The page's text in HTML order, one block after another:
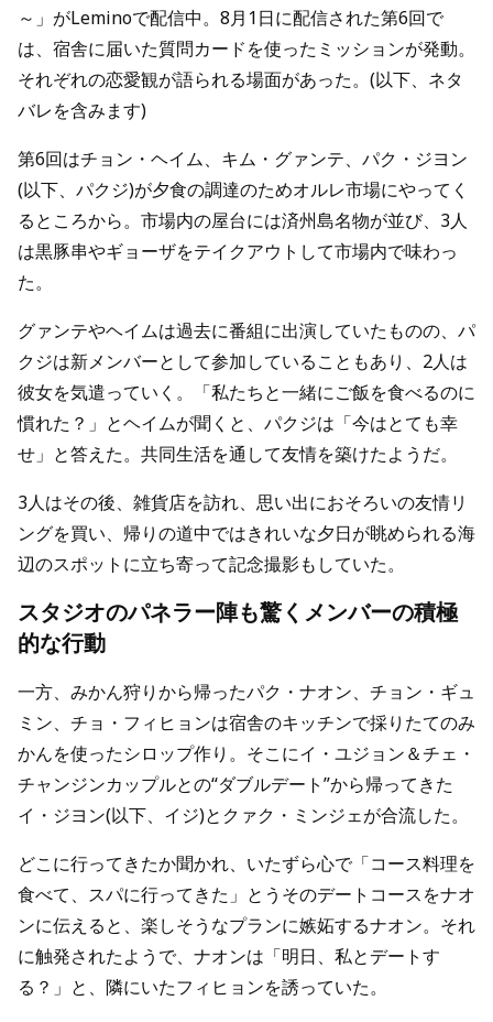
～」がLeminoで配信中。8月1日に配信された第6回で
は、宿舎に届いた質問カードを使ったミッションが発動。
それぞれの恋愛観が語られる場面があった。(以下、ネタ
バレを含みます)
第6回はチョン・ヘイム、キム・グァンテ、パク・ジヨン
(以下、パクジ)が夕食の調達のためオルレ市場にやってく
るところから。市場内の屋台には済州島名物が並び、3人
は黒豚串やギョーザをテイクアウトして市場内で味わっ
た。
グァンテやヘイムは過去に番組に出演していたものの、パ
クジは新メンバーとして参加していることもあり、2人は
彼女を気遣っていく。「私たちと一緒にご飯を食べるのに
慣れた？」とヘイムが聞くと、パクジは「今はとても幸
せ」と答えた。共同生活を通して友情を築けたようだ。
3人はその後、雑貨店を訪れ、思い出におそろいの友情リ
ングを買い、帰りの道中ではきれいな夕日が眺められる海
辺のスポットに立ち寄って記念撮影もしていた。
スタジオのパネラー陣も驚くメンバーの積極
的な行動
一方、みかん狩りから帰ったパク・ナオン、チョン・ギュ
ミン、チョ・フィヒョンは宿舎のキッチンで採りたてのみ
かんを使ったシロップ作り。そこにイ・ユジョン＆チェ・
チャンジンカップルとの“ダブルデート”から帰ってきた
イ・ジヨン(以下、イジ)とクァク・ミンジェが合流した。
どこに行ってきたか聞かれ、いたずら心で「コース料理を
食べて、スパに行ってきた」とうそのデートコースをナオ
ンに伝えると、楽しそうなプランに嫉妬するナオン。それ
に触発されたようで、ナオンは「明日、私とデートす
る？」と、隣にいたフィヒョンを誘っていた。